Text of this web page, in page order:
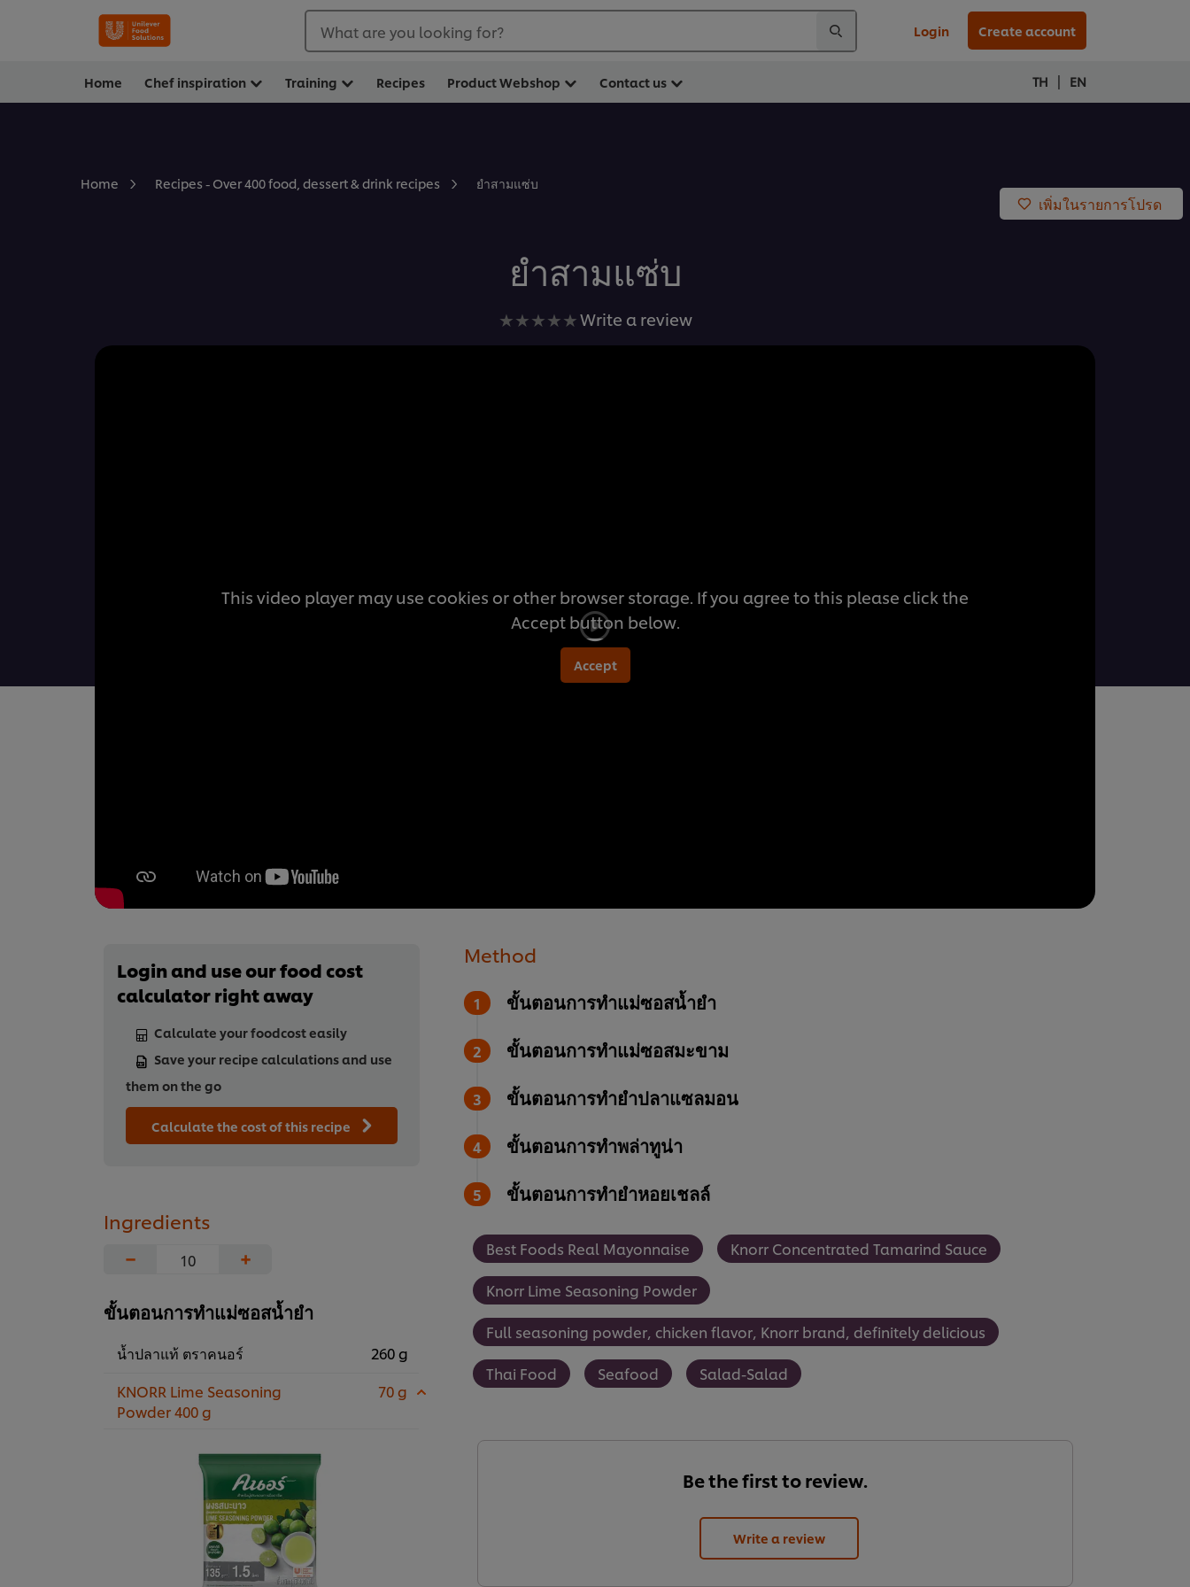
What are you looking for? Login Create account
Home Chef inspiration Training Recipes Product Webshop Contact us TH | EN
Home Recipes - Over 400 food, dessert & drink recipes ยำสามแซ่บ
เพิ่มในรายการโปรด
ยำสามแซ่บ
No
ratings
Write a review
This video player may use cookies or other browser storage. If you agree to this please click the
Accept button below.
Accept
Login and use our food cost
calculator right away
Calculate your foodcost easily
Save your recipe calculations and use
them on the go
Calculate the cost of this recipe
Ingredients
−
+
ขั้นตอนการทำแม่ซอสน้ำยำ
น้ำปลาแท้ ตราคนอร์
260 g
KNORR Lime Seasoning
Powder 400 g
70 g
Method
ขั้นตอนการทำแม่ซอสน้ำยำ
ขั้นตอนการทำแม่ซอสมะขาม
ขั้นตอนการทำยำปลาแซลมอน
ขั้นตอนการทำพล่าทูน่า
ขั้นตอนการทำยำหอยเชลล์
Best Foods Real Mayonnaise Knorr Concentrated Tamarind Sauce
Knorr Lime Seasoning Powder
Full seasoning powder, chicken flavor, Knorr brand, definitely delicious
Thai Food Seafood Salad-Salad
Be the first to review.
Write a review